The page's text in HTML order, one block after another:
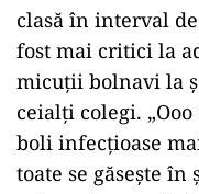
clasă în interval
fost mai critici la
micuții bolnavi la
ceialți colegi.
boli infecțioase
toate se găsește în